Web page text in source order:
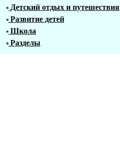
Детский отдых и путешествия
Развитие детей
Школа
Разделы